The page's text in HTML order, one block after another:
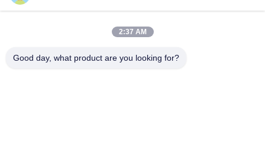
Snel contact
Tel.
2:37 AM
Good day, what product are you looking for?